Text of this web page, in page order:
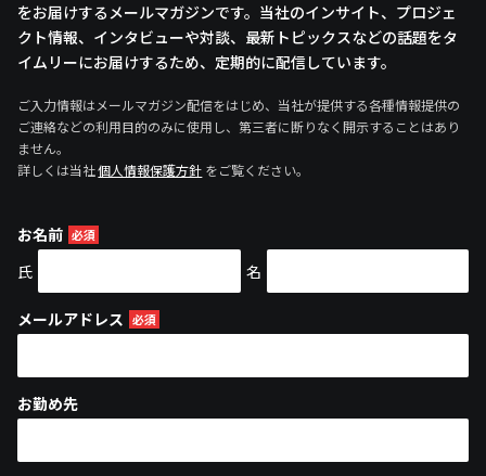
をお届けするメールマガジンです。当社のインサイト、プロジェ
クト情報、インタビューや対談、最新トピックスなどの話題をタ
イムリーにお届けするため、定期的に配信しています。
ご入力情報はメールマガジン配信をはじめ、当社が提供する各種情報提供の
ご連絡などの利用目的のみに使用し、第三者に断りなく開示することはあり
ません。
詳しくは当社個人情報保護方針 をご覧ください。
お名前
氏
名
メールアドレス
お勤め先